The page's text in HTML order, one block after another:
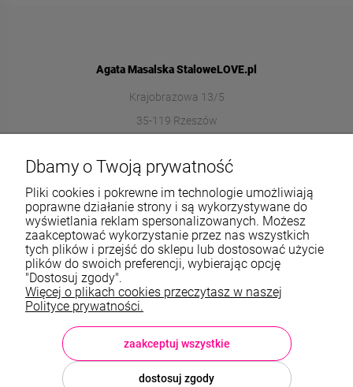
Agata Masalska StaloweLOVE.pl
Krajobrazowa 13/5
35-119 Rzeszów
572989669
Informacje
O nas
TWOJE KONTO
Sklep: StaloweLOVE, Krajobrazowa 13/5, 35-119 Rzeszów, woj.
podkarpackie, NIP: 8133612433, tel.:572 989 669
sklep@stalowelove.com.pl
Dbamy o Twoją prywatność
Pliki cookies i pokrewne im technologie umożliwiają
poprawne działanie strony i są wykorzystywane do
wyświetlania reklam spersonalizowanych. Możesz
zaakceptować wykorzystanie przez nas wszystkich
tych plików i przejść do sklepu lub dostosować użycie
plików do swoich preferencji, wybierając opcję
"Dostosuj zgody".
Więcej o plikach cookies przeczytasz w naszej
Polityce prywatności.
dostosuj zgody
zaakceptuj wszystkie